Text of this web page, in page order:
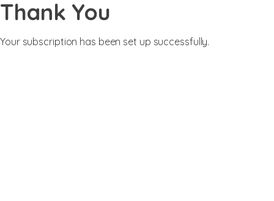
Thank You
Your subscription has been set up successfully.